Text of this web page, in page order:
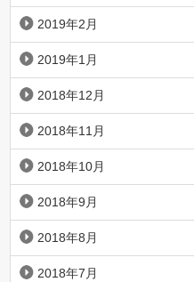
2019年2月
2019年1月
2018年12月
2018年11月
2018年10月
2018年9月
2018年8月
2018年7月